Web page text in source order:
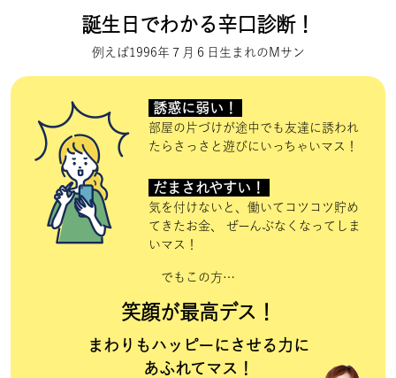
誕生日でわかる辛口診断！
例えば1996年７月６日生まれのMサン
誘惑に弱い！
部屋の片づけが途中でも友達に誘われ
たらさっさと遊びにいっちゃいマス！
だまされやすい！
気を付けないと、働いてコツコツ貯め
てきたお金、 ぜーんぶなくなってしま
いマス！
でもこの方…
笑顔が最高デス！
まわりもハッピーにさせる力に
あふれてマス！